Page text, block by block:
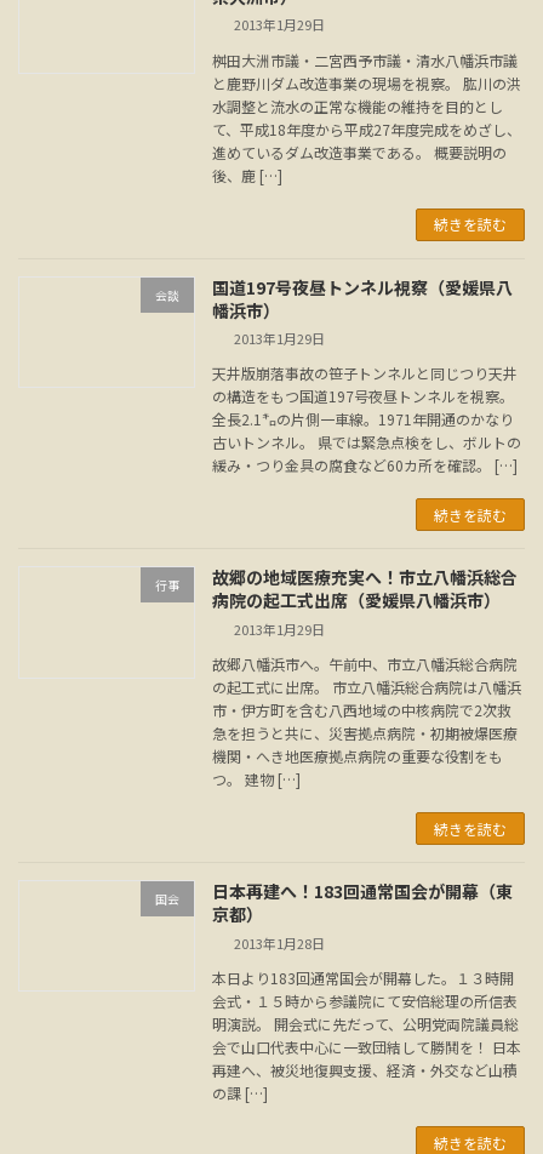
2013年1月29日
桝田大洲市議・二宮西予市議・清水八幡浜市議
と鹿野川ダム改造事業の現場を視察。 肱川の洪
水調整と流水の正常な機能の維持を目的とし
て、平成18年度から平成27年度完成をめざし、
進めているダム改造事業である。 概要説明の
後、鹿 […]
続きを読む
会談
国道197号夜昼トンネル視察（愛媛県八
幡浜市）
2013年1月29日
天井版崩落事故の笹子トンネルと同じつり天井
の構造をもつ国道197号夜昼トンネルを視察。
全長2.1㌔の片側一車線。1971年開通のかなり
古いトンネル。 県では緊急点検をし、ボルトの
緩み・つり金具の腐食など60カ所を確認。 […]
続きを読む
行事
故郷の地域医療充実へ！市立八幡浜総合
病院の起工式出席（愛媛県八幡浜市）
2013年1月29日
故郷八幡浜市へ。午前中、市立八幡浜総合病院
の起工式に出席。 市立八幡浜総合病院は八幡浜
市・伊方町を含む八西地域の中核病院で2次救
急を担うと共に、災害拠点病院・初期被爆医療
機関・へき地医療拠点病院の重要な役割をも
つ。 建物 […]
続きを読む
国会
日本再建へ！183回通常国会が開幕（東
京都）
2013年1月28日
本日より183回通常国会が開幕した。１３時開
会式・１５時から参議院にて安倍総理の所信表
明演説。 開会式に先だって、公明党両院議員総
会で山口代表中心に一致団結して勝鬨を！ 日本
再建へ、被災地復興支援、経済・外交など山積
の課 […]
続きを読む